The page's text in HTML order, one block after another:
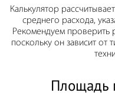
Калькулятор
среднего расхода,
Рекомендуем проверить
поскольку он зависит от
Площадь